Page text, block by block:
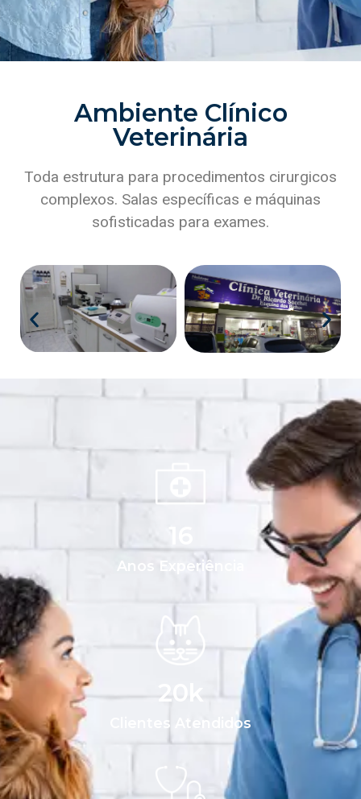
Ambiente Clínico
Veterinária
Toda estrutura para procedimentos cirurgicos
complexos. Salas específicas e máquinas
sofisticadas para exames.
Anos Experiência
16
Clientes Atendidos
20 k